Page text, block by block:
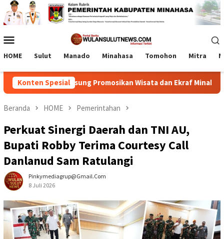
Loncat
ke
konten
Mobile
HOME Sulut Manado Minahasa Tomohon Mitra
Konten Spesial
RD-Vasung Promosikan Wisata dan Ekraf Minahasa
Beranda HOME Pemerintahan
Perkuat Sinergi Daerah dan TNI AU,
Bupati Robby Terima Courtesy Call
Danlanud Sam Ratulangi
Pinkymediagrup@gmail.com
8 Juli 2026